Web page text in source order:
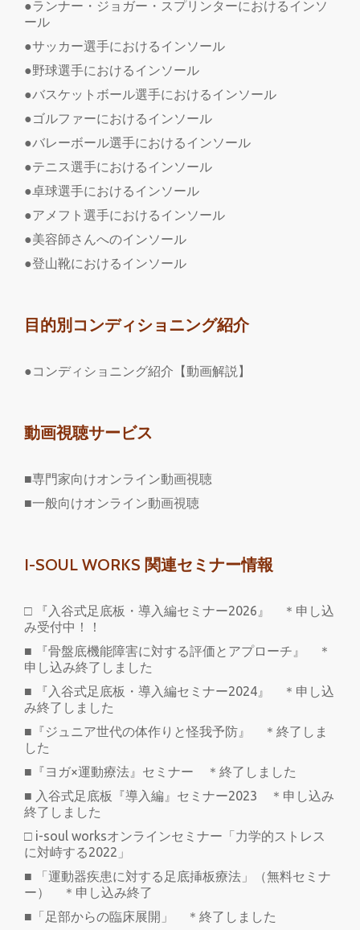
●ランナー・ジョガー・スプリンターにおけるインソ
ール
●サッカー選手におけるインソール
●野球選手におけるインソール
●バスケットボール選手におけるインソール
●ゴルファーにおけるインソール
●バレーボール選手におけるインソール
●テニス選手におけるインソール
●卓球選手におけるインソール
●アメフト選手におけるインソール
●美容師さんへのインソール
●登山靴におけるインソール
目的別コンディショニング紹介
●コンディショニング紹介【動画解説】
動画視聴サービス
■専門家向けオンライン動画視聴
■一般向けオンライン動画視聴
I-SOUL WORKS 関連セミナー情報
□ 『入谷式足底板・導入編セミナー2026』 ＊申し込
み受付中！！
■ 『骨盤底機能障害に対する評価とアプローチ』 ＊
申し込み終了しました
■ 『入谷式足底板・導入編セミナー2024』 ＊申し込
み終了しました
■『ジュニア世代の体作りと怪我予防』 ＊終了しま
した
■『ヨガ×運動療法』セミナー ＊終了しました
■ 入谷式足底板『導入編』セミナー2023 ＊申し込み
終了しました
□ i-soul worksオンラインセミナー「力学的ストレス
に対峙する2022」
■ 「運動器疾患に対する足底挿板療法」（無料セミナ
ー） ＊申し込み終了
■「足部からの臨床展開」 ＊終了しました